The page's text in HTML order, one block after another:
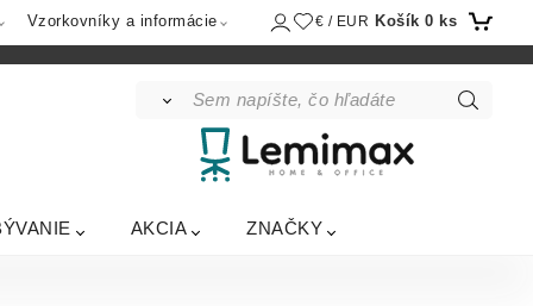
Vzorkovníky a informácie € / EUR Košík 0 ks
AKCIA ZNAČKY